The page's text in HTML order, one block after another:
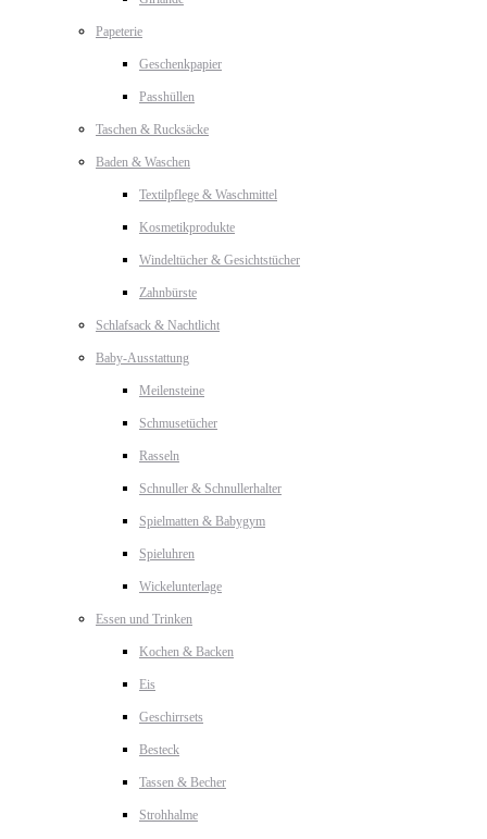
Papeterie
Geschenkpapier
Passhüllen
Taschen & Rucksäcke
Baden & Waschen
Textilpflege & Waschmittel
Kosmetikprodukte
Windeltücher & Gesichtstücher
Zahnbürste
Schlafsack & Nachtlicht
Baby-Ausstattung
Meilensteine
Schmusetücher
Rasseln
Schnuller & Schnullerhalter
Spielmatten & Babygym
Spieluhren
Wickelunterlage
Essen und Trinken
Kochen & Backen
Eis
Geschirrsets
Besteck
Tassen & Becher
Strohhalme